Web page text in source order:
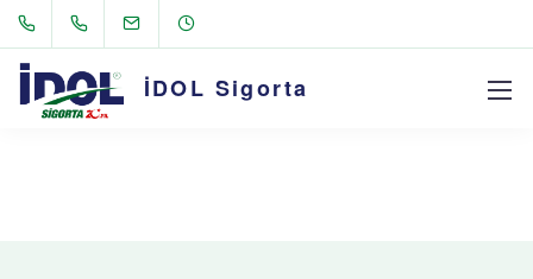
class="wp-singular page-template-default page page-id-9733
wp-theme-sway collapsible-faq loading-effect fade-in
transparent-navigation wpb-js-composer js-comp-ver-6.9.0
vc_responsive">
İDOL Sigorta